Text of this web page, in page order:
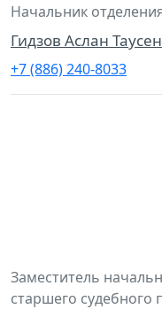
Начальник
Гидзов Аслан
+7 (886) 240-8033
Заместитель
старшего судебного